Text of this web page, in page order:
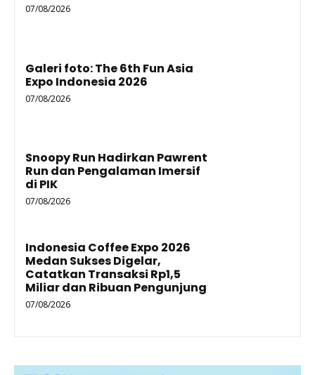
07/08/2026
Galeri foto: The 6th Fun Asia
Expo Indonesia 2026
07/08/2026
Snoopy Run Hadirkan Pawrent
Run dan Pengalaman Imersif
di PIK
07/08/2026
Indonesia Coffee Expo 2026
Medan Sukses Digelar,
Catatkan Transaksi Rp1,5
Miliar dan Ribuan Pengunjung
07/08/2026